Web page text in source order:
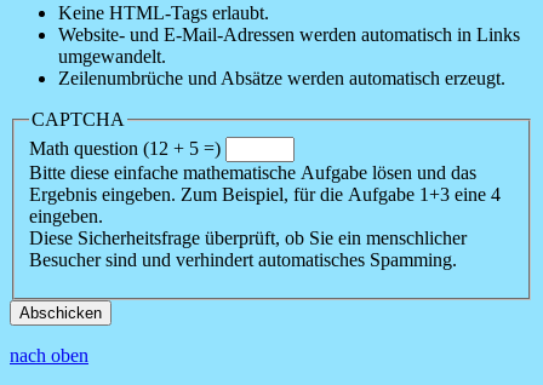
Keine HTML-Tags erlaubt.
Website- und E-Mail-Adressen werden automatisch in Links
umgewandelt.
Zeilenumbrüche und Absätze werden automatisch erzeugt.
CAPTCHA
Math question (12 + 5 =)
Bitte diese einfache mathematische Aufgabe lösen und das
Ergebnis eingeben. Zum Beispiel, für die Aufgabe 1+3 eine 4
eingeben.
Diese Sicherheitsfrage überprüft, ob Sie ein menschlicher
Besucher sind und verhindert automatisches Spamming.
nach oben